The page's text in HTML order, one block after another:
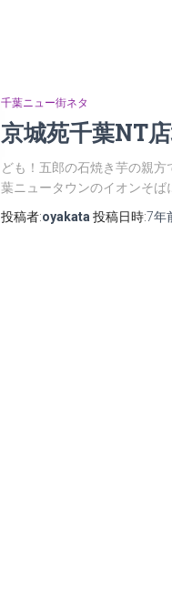
千葉ニュー街ネタ
京城苑千葉NT
ども！五郎の石焼き芋の親
葉ニュータウンのイオンそば
投稿者:oyakata 投稿日時:7年